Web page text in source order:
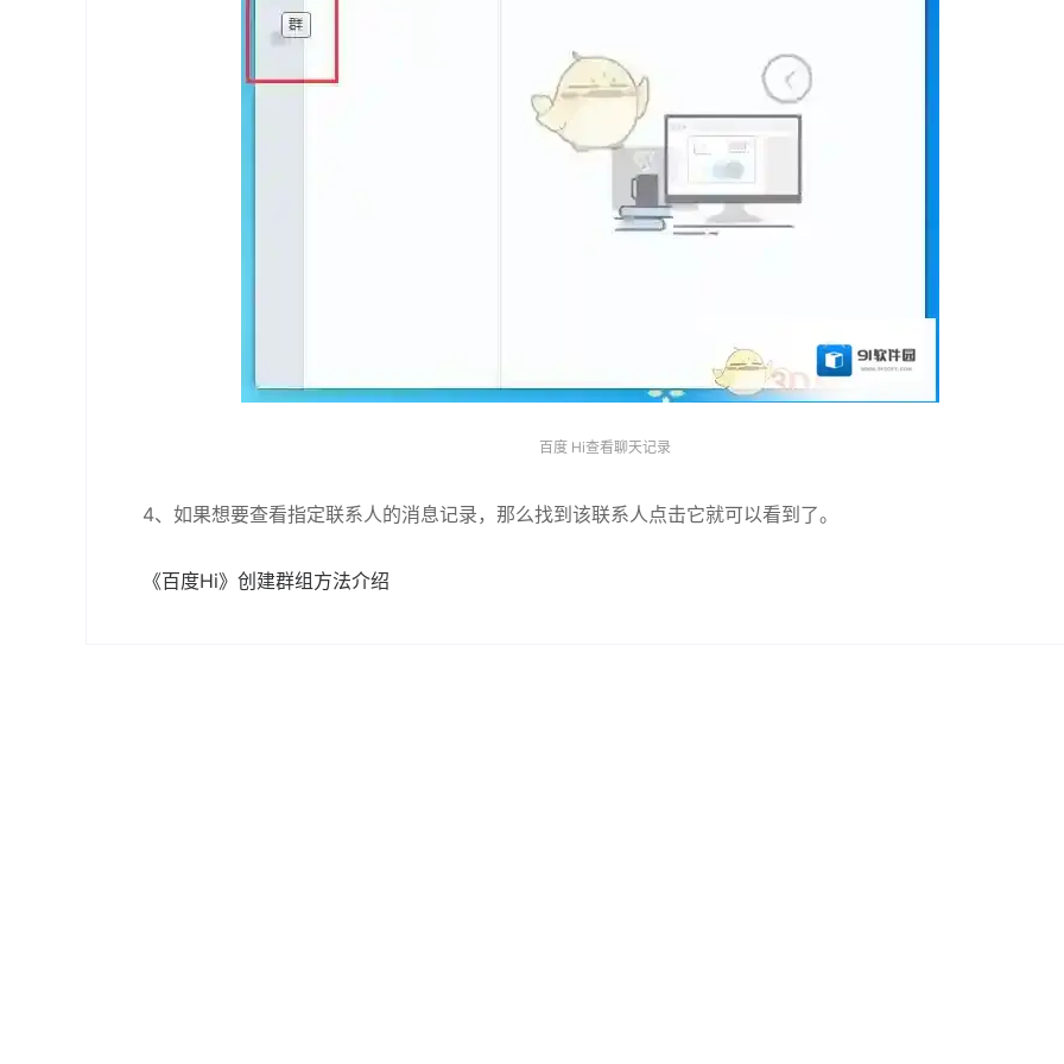
百度 Hi查看聊天记录
4、如果想要查看指定联系人的消息记录，那么找到该联系人点击它就可以看到了。
《百度Hi》创建群组方法介绍